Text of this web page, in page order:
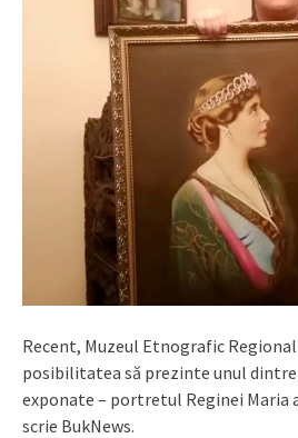
Recent, Muzeul Etnografic
posibilitatea să prezinte unul
exponate – portretul Reginei Maria
scrie BukNews.